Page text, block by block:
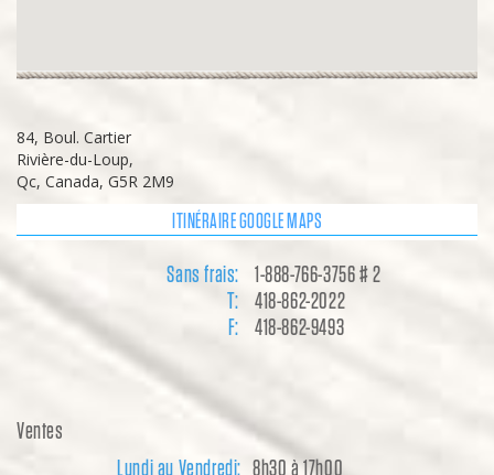
84, Boul. Cartier
Rivière-du-Loup,
Qc, Canada, G5R 2M9
ITINÉRAIRE GOOGLE MAPS
Sans frais:
1-888-766-3756 # 2
T:
418-862-2022
F:
418-862-9493
Ventes
Lundi au Vendredi: 8h30 à 17h00